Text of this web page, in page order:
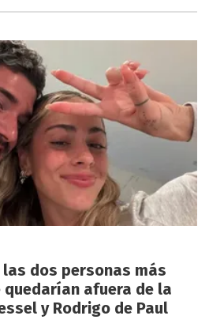
dos personas más
afuera de la
y Rodrigo de Paul